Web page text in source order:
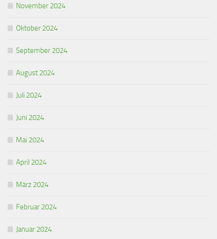
November 2024
Oktober 2024
September 2024
August 2024
Juli 2024
Juni 2024
Mai 2024
April 2024
März 2024
Februar 2024
Januar 2024